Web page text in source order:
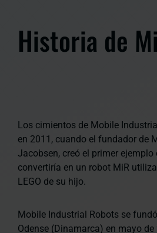
Historia de
Los cimientos de Mobile
en 2011, cuando el fundador de
Jacobsen, creó el primer ejemplo
convertiría en un robot MiR
LEGO de su hijo.
Mobile Industrial Robots se
Odense (Dinamarca) en mayo